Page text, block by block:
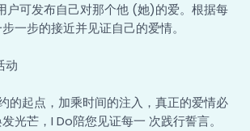
户可发布自己对那个他 (她)的爱。根据每
一步的接近并见证自己的爱情。
动
的起点，加乘时间的注入，真正的爱情必
光芒，I Do陪您见证每一 次践行誓言。